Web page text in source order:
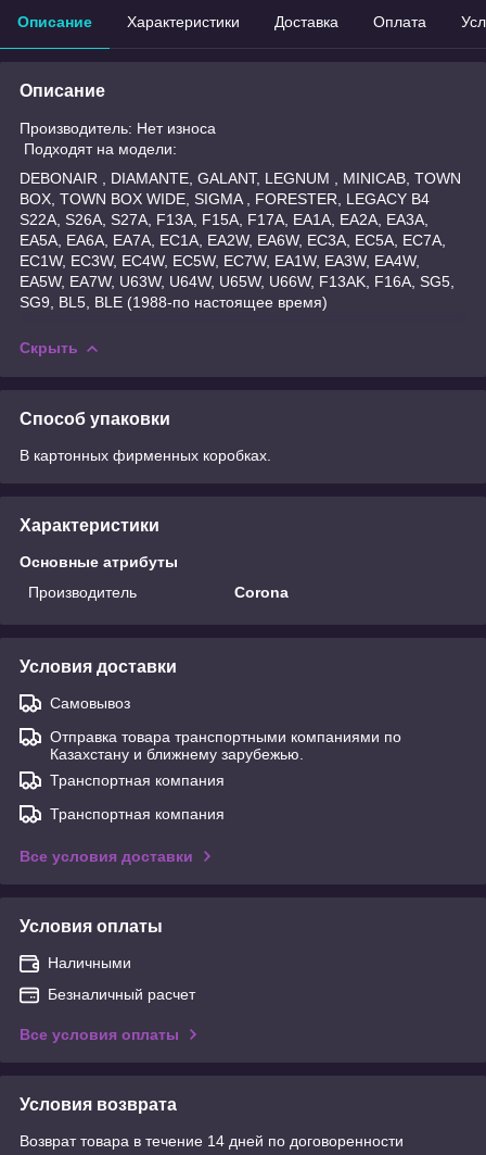
Описание Характеристики Доставка Оплата
Описание
Производитель: Нет износа
Подходят на модели:
DEBONAIR , DIAMANTE, GALANT, LEGNUM , MINICAB, TOWN
BOX, TOWN BOX WIDE, SIGMA , FORESTER, LEGACY B4
S22A, S26A, S27A, F13A, F15A, F17A, EA1A, EA2A, EA3A,
EA5A, EA6A, EA7A, EC1A, EA2W, EA6W, EC3A, EC5A, EC7A,
EC1W, EC3W, EC4W, EC5W, EC7W, EA1W, EA3W, EA4W,
EA5W, EA7W, U63W, U64W, U65W, U66W, F13AK, F16A, SG5,
SG9, BL5, BLE (1988-по настоящее время)
Скрыть
Способ упаковки
В картонных фирменных коробках.
Характеристики
Основные атрибуты
Производитель
Corona
Условия доставки
Самовывоз
Отправка товара транспортными компаниями по
Казахстану и ближнему зарубежью.
Транспортная компания
Транспортная компания
Все условия доставки
Условия оплаты
Наличными
Безналичный расчет
Все условия оплаты
Условия возврата
Возврат товара в течение 14 дней по договоренности